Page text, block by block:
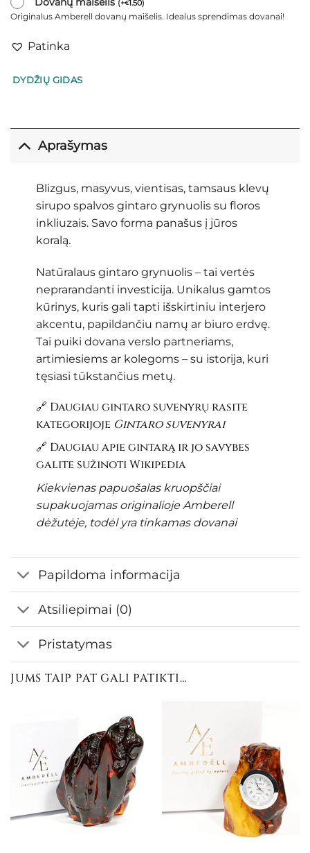
(+€1.50)
Originalus Amberell dovanų maišelis. Idealus sprendimas dovanai!
Patinka
DYDŽIŲ GIDAS
Aprašymas
Blizgus, masyvus, vientisas, tamsaus klevų
sirupo spalvos gintaro grynuolis su floros
inkliuzais. Savo forma panašus į jūros
koralą.
Natūralaus gintaro grynuolis – tai vertės
neprarandanti investicija. Unikalus gamtos
kūrinys, kuris gali tapti išskirtiniu interjero
akcentu, papildančiu namų ar biuro erdvę.
Tai puiki dovana verslo partneriams,
artimiesiems ar kolegoms – su istorija, kuri
tęsiasi tūkstančius metų.
🔗 Daugiau gintaro suvenyrų rasite
kategorijoje Gintaro suvenyrai
🔗 Daugiau apie gintarą ir jo savybes
galite sužinotiWikipedia
Kiekvienas papuošalas kruopščiai
supakuojamas originalioje Amberell
dėžutėje, todėl yra tinkamas dovanai
Papildoma informacija
Atsiliepimai (0)
Pristatymas
JUMS TAIP PAT GALI PATIKTI…